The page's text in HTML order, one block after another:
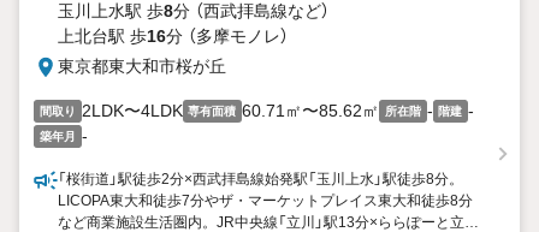
玉川上水駅 歩8分 （西武拝島線など）
上北台駅 歩16分 （多摩モノレ）
東京都東大和市桜が丘
間取り 2LDK〜4LDK 専有面積 60.71㎡〜85.62㎡ 所在階 - 階建 -
築年月 -
「桜街道」駅徒歩2分×西武拝島線始発駅「玉川上水」駅徒歩8分。
LICOPA東大和徒歩7分やザ・マーケットプレイス東大和徒歩8分
など商業施設生活圏内。JR中央線「立川」駅13分×ららぽーと立川